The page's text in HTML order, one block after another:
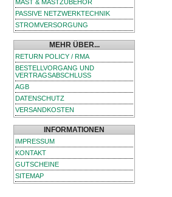
MAST & MASTZUBEHÖR
PASSIVE NETZWERKTECHNIK
STROMVERSORGUNG
MEHR ÜBER...
RETURN POLICY / RMA
BESTELLVORGANG UND
VERTRAGSABSCHLUSS
AGB
DATENSCHUTZ
VERSANDKOSTEN
INFORMATIONEN
IMPRESSUM
KONTAKT
GUTSCHEINE
SITEMAP